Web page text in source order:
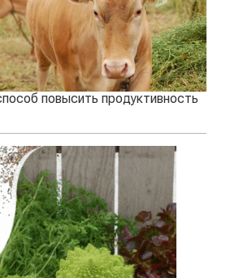
повысить продуктивность